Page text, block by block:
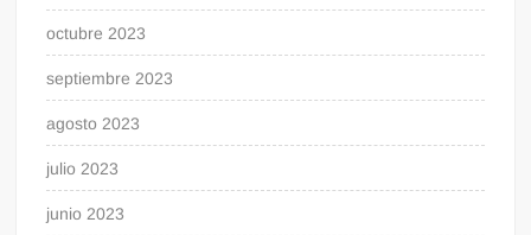
octubre 2023
septiembre 2023
agosto 2023
julio 2023
junio 2023